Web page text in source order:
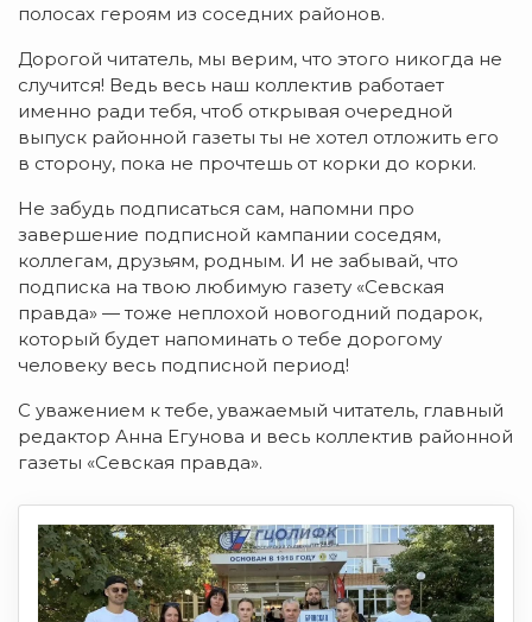
полосах героям из соседних районов.
Дорогой читатель, мы верим, что этого никогда не
случится! Ведь весь наш коллектив работает
именно ради тебя, чтоб открывая очередной
выпуск районной газеты ты не хотел отложить его
в сторону, пока не прочтешь от корки до корки.
Не забудь подписаться сам, напомни про
завершение подписной кампании соседям,
коллегам, друзьям, родным. И не забывай, что
подписка на твою любимую газету «Севская
правда» — тоже неплохой новогодний подарок,
который будет напоминать о тебе дорогому
человеку весь подписной период!
С уважением к тебе, уважаемый читатель, главный
редактор Анна Егунова и весь коллектив районной
газеты «Севская правда».